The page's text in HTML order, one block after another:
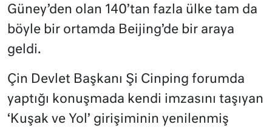
Güney’den olan 140’tan fazla ülke tam da
böyle bir ortamda Beijing’de bir araya
geldi.
Çin Devlet Başkanı Şi Cinping forumda
yaptığı konuşmada kendi imzasını taşıyan
‘Kuşak ve Yol’ girişiminin yenilenmiş